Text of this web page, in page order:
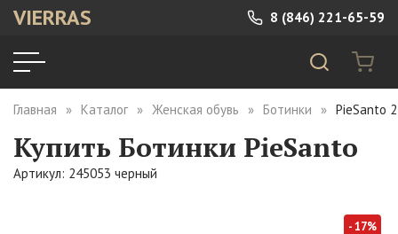
VIERRAS 8 (846) 221-65-59
Главная Каталог Женская обувь Ботинки PieSanto
Купить Ботинки PieSanto
Артикул: 245053 черный
- 17%